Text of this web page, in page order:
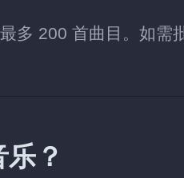
多 200 首曲目。如需
？